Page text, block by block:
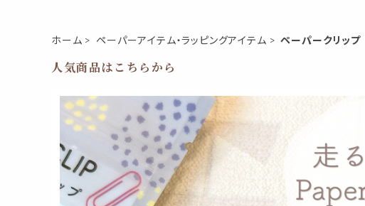
ホーム ペーパーアイテム・ラッピングアイテム ペーパークリップ
人気商品はこちらから